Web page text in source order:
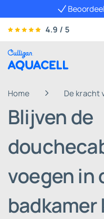
4.9 / 5
Home De kracht
Blijven de
voegen in